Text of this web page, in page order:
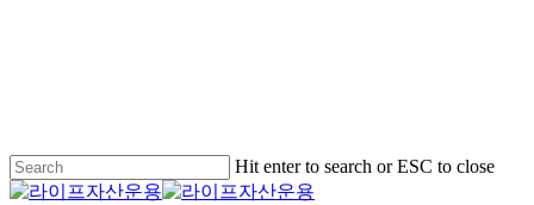
Hit enter to search or ESC to close
Close